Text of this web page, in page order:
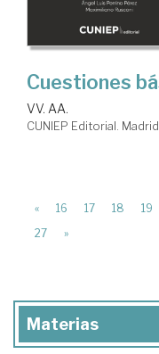
Cuestiones
VV. AA.
CUNIEP Editorial.
« 16 17 18 19
27
»
Materias